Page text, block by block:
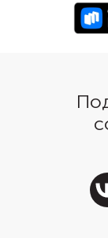
добавить в
или свежей